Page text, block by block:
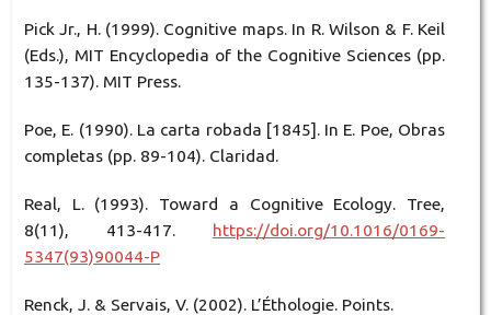
Pick Jr., H. (1999). Cognitive maps. In R. Wilson & F. Keil
(Eds.), MIT Encyclopedia of the Cognitive Sciences (pp.
135-137). MIT Press.
Poe, E. (1990). La carta robada [1845]. In E. Poe, Obras
completas (pp. 89-104). Claridad.
Real, L. (1993). Toward a Cognitive Ecology. Tree,
8(11), 413-417. https://doi.org/10.1016/0169-
5347(93)90044-P
Renck, J. & Servais, V. (2002). L’Éthologie. Points.